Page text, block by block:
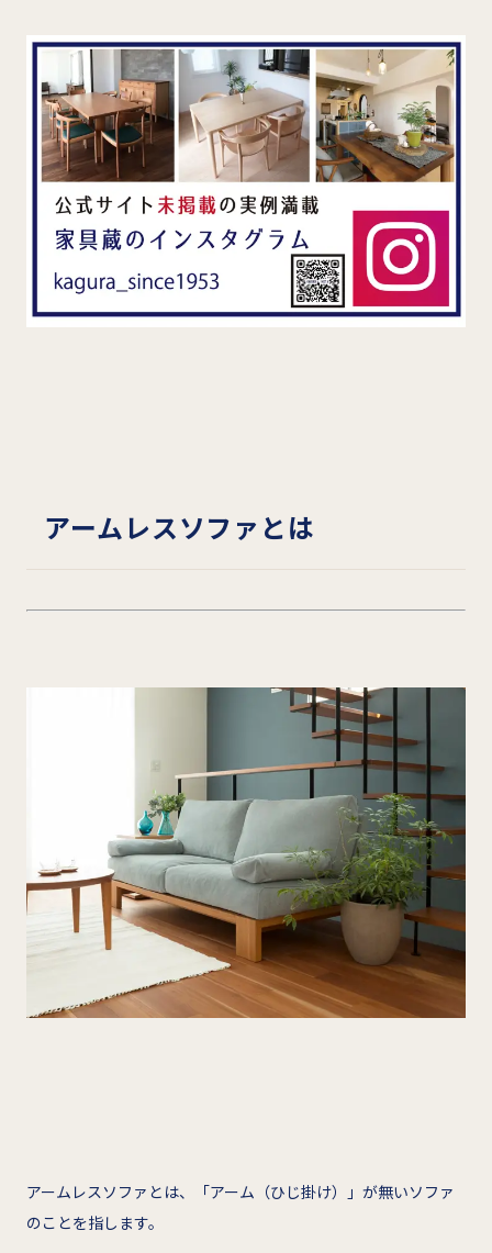
アームレスソファとは
アームレスソファとは、「アーム（ひじ掛け）」が無いソファ
のことを指します。